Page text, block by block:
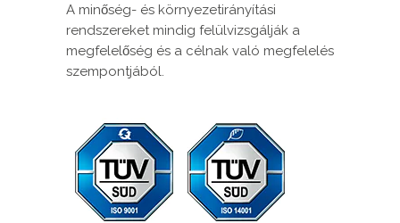
A minőség- és környezetirányítási
rendszereket mindig felülvizsgálják a
megfelelőség és a célnak való megfelelés
szempontjából.